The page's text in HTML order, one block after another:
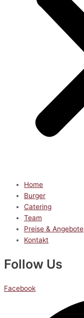
Home
Burger
Catering
Team
Preise & Angebote
Kontakt
Follow Us
Facebook